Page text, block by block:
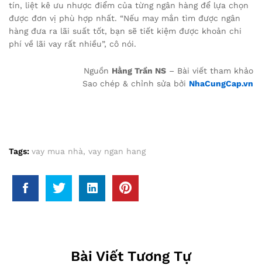
tín, liệt kê ưu nhược điểm của từng ngân hàng để lựa chọn
được đơn vị phù hợp nhất. “Nếu may mắn tìm được ngân
hàng đưa ra lãi suất tốt, bạn sẽ tiết kiệm được khoản chi
phí về lãi vay rất nhiều”, cô nói.
Nguồn Hằng Trần NS – Bài viết tham khảo
Sao chép & chỉnh sửa bởi NhaCungCap.vn
Tags: vay mua nhà, vay ngan hang
Bài Viết Tương Tự